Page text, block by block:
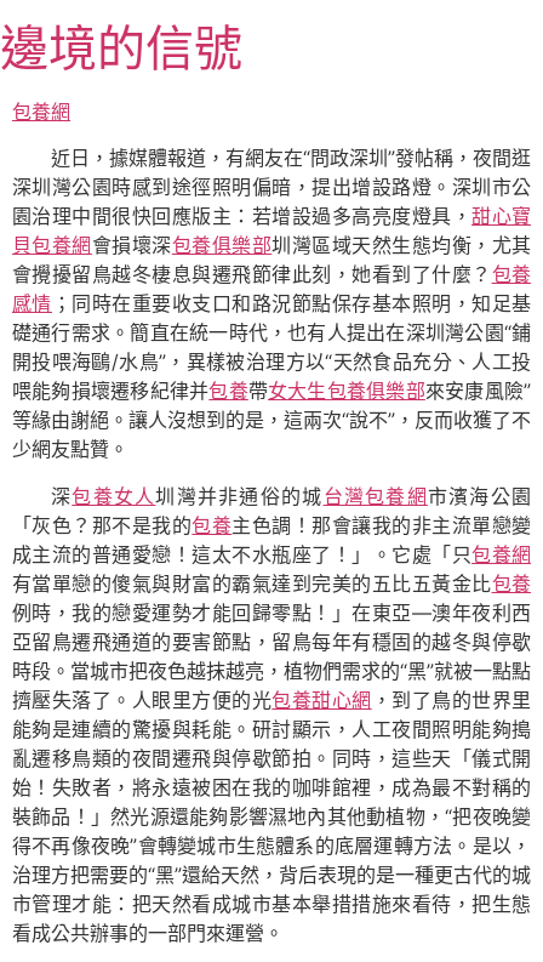
至
主
要
邊境的信號
包養網
近日，據媒體報道，有網友在“問政深圳”發帖稱，夜間逛
深圳灣公園時感到途徑照明偏暗，提出增設路燈。深圳市公
園治理中間很快回應版主：若增設過多高亮度燈具，甜心寶
貝包養網會損壞深包養俱樂部圳灣區域天然生態均衡，尤其
會攪擾留鳥越冬棲息與遷飛節律此刻，她看到了什麼？ 包養
感情 ；同時在重要收支口和路況節點保存基本照明，知足基
礎通行需求。簡直在統一時代，也有人提出在深圳灣公園“鋪
開投喂海鷗/水鳥”，異樣被治理方以“天然食品充分、人工投
喂能夠損壞遷移紀律并包養帶女大生包養俱樂部來安康風險”
等緣由謝絕。讓人沒想到的是，這兩次“說不”，反而收獲了不
少網友點贊。
深包養女人圳灣并非通俗的城台灣包養網市濱海公園
「灰色？那不是我的包養主色調！那會讓我的非主流單戀變
成主流的普通愛戀！這太不水瓶座了！」。它處「只包養網
有當單戀的傻氣與財富的霸氣達到完美的五比五黃金比包養
例時，我的戀愛運勢才能回歸零點！」在東亞—澳年夜利西
亞留鳥遷飛通道的要害節點，留鳥每年有穩固的越冬與停歇
時段。當城市把夜色越抹越亮，植物們需求的“黑”就被一點點
擠壓失落了。人眼里方便的光包養甜心網 ，到了鳥的世界里
能夠是連續的驚擾與耗能。研討顯示，人工夜間照明能夠搗
亂遷移鳥類的夜間遷飛與停歇節拍。同時，這些天「儀式開
始！失敗者，將永遠被困在我的咖啡館裡，成為最不對稱的
裝飾品！」然光源還能夠影響濕地內其他動植物，“把夜晚變
得不再像夜晚”會轉變城市生態體系的底層運轉方法。是以，
治理方把需要的“黑”還給天然，背后表現的是一種更古代的城
市管理才能：把天然看成城市基本舉措措施來看待，把生態
看成公共辦事的一部門來運營。